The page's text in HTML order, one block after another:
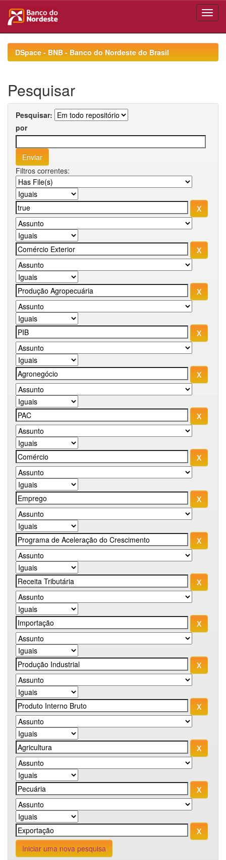
navigationDSpace - BNB - Banco do Nordeste do Brasil
Pesquisar
Pesquisar:
por
Filtros correntes:
Iniciar uma nova pesquisa